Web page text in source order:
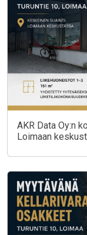
AKR Data Oy:n
Loimaan